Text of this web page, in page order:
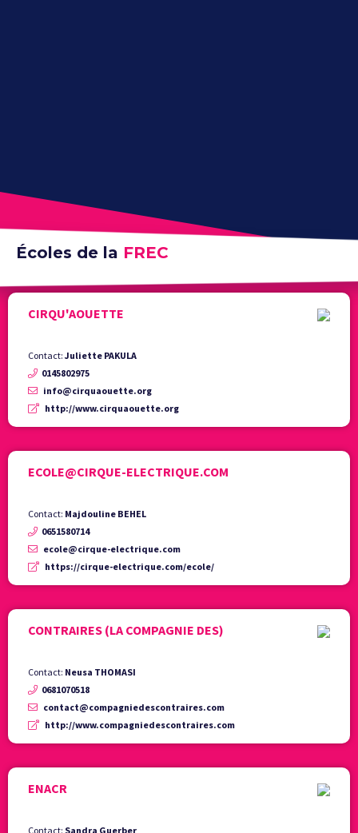
Écoles de la FREC
CIRQU'AOUETTE
Contact: Juliette PAKULA
0145802975
info@cirquaouette.org
http://www.cirquaouette.org
ECOLE@CIRQUE-ELECTRIQUE.COM
Contact: Majdouline BEHEL
0651580714
ecole@cirque-electrique.com
https://cirque-electrique.com/ecole/
CONTRAIRES (LA COMPAGNIE DES)
Contact: Neusa THOMASI
0681070518
contact@compagniedescontraires.com
http://www.compagniedescontraires.com
ENACR
Contact: Sandra Guerber